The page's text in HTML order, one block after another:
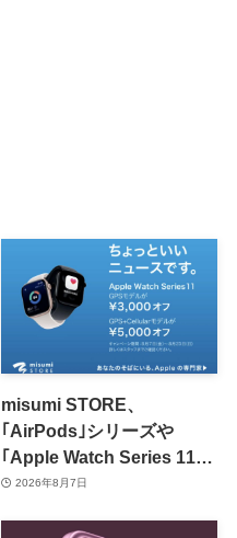
misumi STORE、
｢AirPods｣シリーズや
｢Apple Watch Series 11｣
のセールを開催中
2026年8月7日